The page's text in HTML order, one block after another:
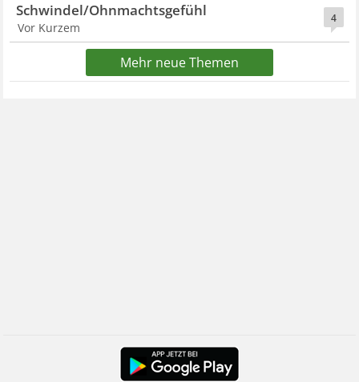
4
Schwindel/Ohnmachtsgefühl
Vor Kurzem
Mehr neue Themen